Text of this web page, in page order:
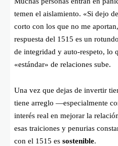
temen el aislamiento. «Si dejo
corto con los que no me
respuesta del 1515 es un
de integridad y auto-respeto, lo
«estándar» de relaciones sube.
Una vez que dejas de invertir
tiene arreglo —especialmente
interés real en mejorar la
esas traiciones y penurias
con el 1515 es sostenible.